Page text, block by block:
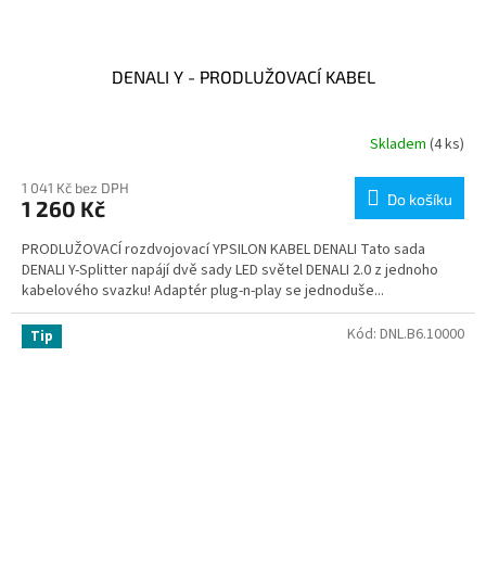
DENALI Y - PRODLUŽOVACÍ KABEL
Skladem (4 ks)
1 041 Kč bez DPH
1 260 Kč Do košíku
PRODLUŽOVACÍ rozdvojovací YPSILON KABEL DENALI Tato sada
DENALI Y-Splitter napájí dvě sady LED světel DENALI 2.0 z jednoho
kabelového svazku! Adaptér plug-n-play se jednoduše...
Tip Kód: DNL.B6.10000